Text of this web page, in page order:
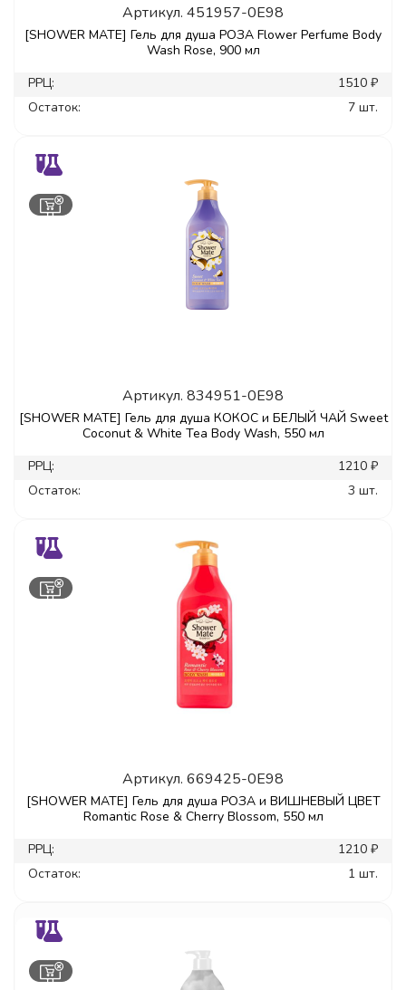
Артикул. 451957-0E98
[SHOWER MATE] Гель для душа РОЗА Flower Perfume Body
Wash Rose, 900 мл
РРЦ:
1510 ₽
Остаток:
7 шт.
Артикул. 834951-0E98
[SHOWER MATE] Гель для душа КОКОС и БЕЛЫЙ ЧАЙ Sweet
Coconut & White Tea Body Wash, 550 мл
РРЦ:
1210 ₽
Остаток:
3 шт.
Артикул. 669425-0E98
[SHOWER MATE] Гель для душа РОЗА и ВИШНЕВЫЙ ЦВЕТ
Romantic Rose & Cherry Blossom, 550 мл
РРЦ:
1210 ₽
Остаток:
1 шт.